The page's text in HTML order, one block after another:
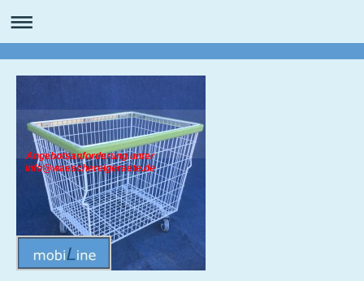
Angebotsanforderung unter
info@waeschereigeraete.de